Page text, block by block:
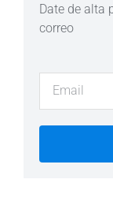
Date de alta
correo